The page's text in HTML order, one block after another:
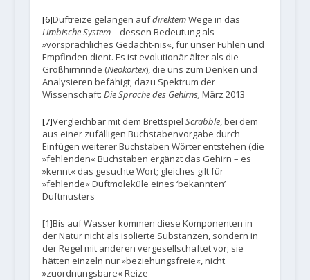
[6]Duftreize gelangen aufdirektemWege in das
Limbische System– dessen Bedeutung als
»vorsprachliches Gedächt-nis«, für unser Fühlen und
Empfinden dient. Es ist evolutionär älter als die
Großhirnrinde (Neokortex), die uns zum Denken und
Analysieren befähigt; dazu Spektrum der
Wissenschaft: Die Sprache des Gehirns, März 2013
[7]Vergleichbar mit dem Brettspiel Scrabble, bei dem
aus einer zufälligen Buchstabenvorgabe durch
Einfügen weiterer Buchstaben Wörter entstehen (die
»fehlenden« Buchstaben ergänzt das Gehirn – es
»kennt« das gesuchte Wort; gleiches gilt für
»fehlende« Duftmoleküle eines ‘bekannten’
Duftmusters
[1]Bis auf Wasser kommen diese Komponenten in
der Natur nicht als isolierte Substanzen, sondern in
der Regel mit anderen vergesellschaftet vor; sie
hätten einzeln nur »beziehungsfreie«, nicht
»zuordnungsbare« Reize